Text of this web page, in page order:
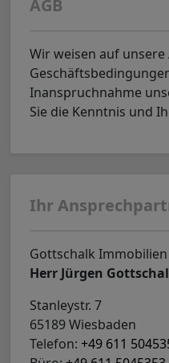
AGB
Wir weisen auf unsere
Inanspruchnahme
Sie die Kenntnis und
Ihr
Gottschalk Immobilien
Herr Jürgen
Stanleystr. 7
65189 Wiesbaden
Telefon: +49 611